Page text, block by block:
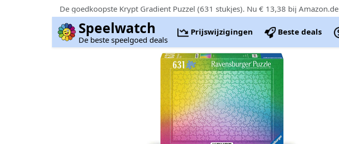
De goedkoopste Krypt Gradient Puzzel (631 stukjes). Nu € 13,38 bij Amazon.de
Speelwatch
De beste speelgoed deals
Prijswijzigingen Beste deals